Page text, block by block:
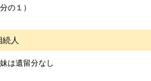
の１）
人
は遺留分なし